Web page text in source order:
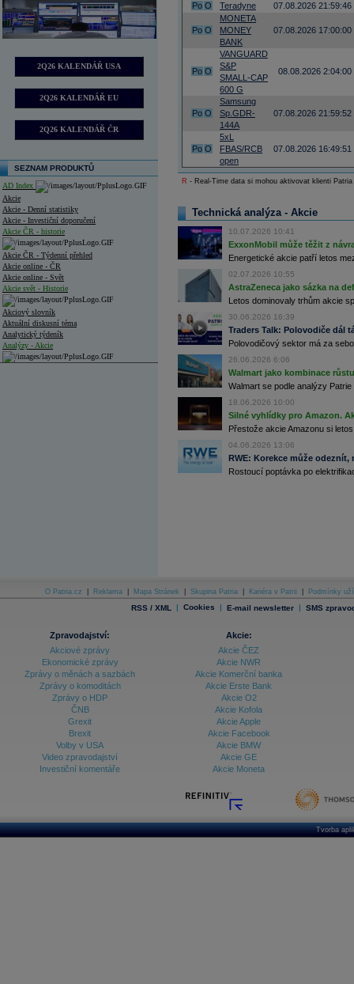
2Q26 KALENDÁŘ USA
2Q26 KALENDÁŘ EU
2Q26 KALENDÁŘ ČR
SEZNAM PRODUKTŮ
AD Index
Akcie
Akcie - Denní statistiky
Akcie - Investiční doporučení
Akcie ČR - historie
Akcie ČR - Týdenní přehled
Akcie online - ČR
Akcie online - Svět
Akcie svět - Historie
Akciový slovník
Aktuální diskusní téma
Analytický týdeník
Analýzy - Akcie
Archiv - Měsíční makroekonomické přehledy
Archiv - Vývoj české koruny
Archiv analýz - Makroukazatele
Ceny průmyslových výrobců - Data a prognózy
Ceny průmyslových výrobců - Graf (ČR)
Ceny průmyslových výrobců - Kalendář (ČR)
Ceny průmyslových výrobců - Zpravodajství
Databanka - Ceny
Po O Teradyne 07.08.2026 21:59:46
Po O
MONETA
MONEY
BANK
07.08.2026 17:00:00
Po O
VANGUARD
S&P
SMALL-CAP
600 G
08.08.2026 2:04:00
Po O
Samsung
Sp.GDR-
144A
07.08.2026 21:59:52
Po O
5xL
FBAS/RCB
open
07.08.2026 16:49:51
R - Real-Time data si mohou aktivovat klienti
Technická analýza - Akcie
10.07.2026 10:41
ExxonMobil může těžit z
Energetické akcie patří letos
02.07.2026 10:55
AstraZeneca jako sázka na
Letos dominovaly trhům akcie
30.06.2026 16:39
Traders Talk: Polovodiče dál
Polovodičový sektor má za
26.06.2026 6:06
Walmart jako kombinace
Walmart se podle analýzy
18.06.2026 10:00
Silné vyhlídky pro Amazon.
Přestože akcie Amazonu si
04.06.2026 13:06
RWE: Korekce může
Rostoucí poptávka po
O Patria.cz Reklama Mapa Stránek Skupina Patria Kariéra v Patrii Podmínky
RSS / XML | Cookies | E-mail newsletter | SMS
Zpravodajství:
Akciové zprávy
Ekonomické zprávy
Zprávy o měnách a sazbách
Zprávy o komoditách
Zprávy o HDP
ČNB
Grexit
Brexit
Volby v USA
Video zpravodajství
Investiční komentáře
Akcie:
Akcie ČEZ
Akcie NWR
Akcie Komerční banka
Akcie Erste Bank
Akcie O2
Akcie Kofola
Akcie Apple
Akcie Facebook
Akcie BMW
Akcie GE
Akcie Moneta
Tvorba